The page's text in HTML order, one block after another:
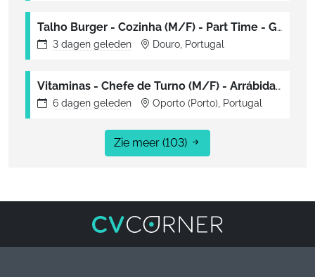
Talho Burger - Cozinha (M/F) - Part Time - Gaia Shopping
3 dagen geleden Douro, Portugal
Vitaminas - Chefe de Turno (M/F) - Arrábida Shopping (Vila Nova de Gaia)
6 dagen geleden Oporto (Porto), Portugal
Zie meer (103)